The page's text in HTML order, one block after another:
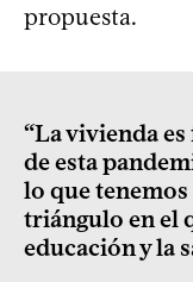
propuesta.
“La vivienda
de esta
lo que tenemos
triángulo en el
educación y la